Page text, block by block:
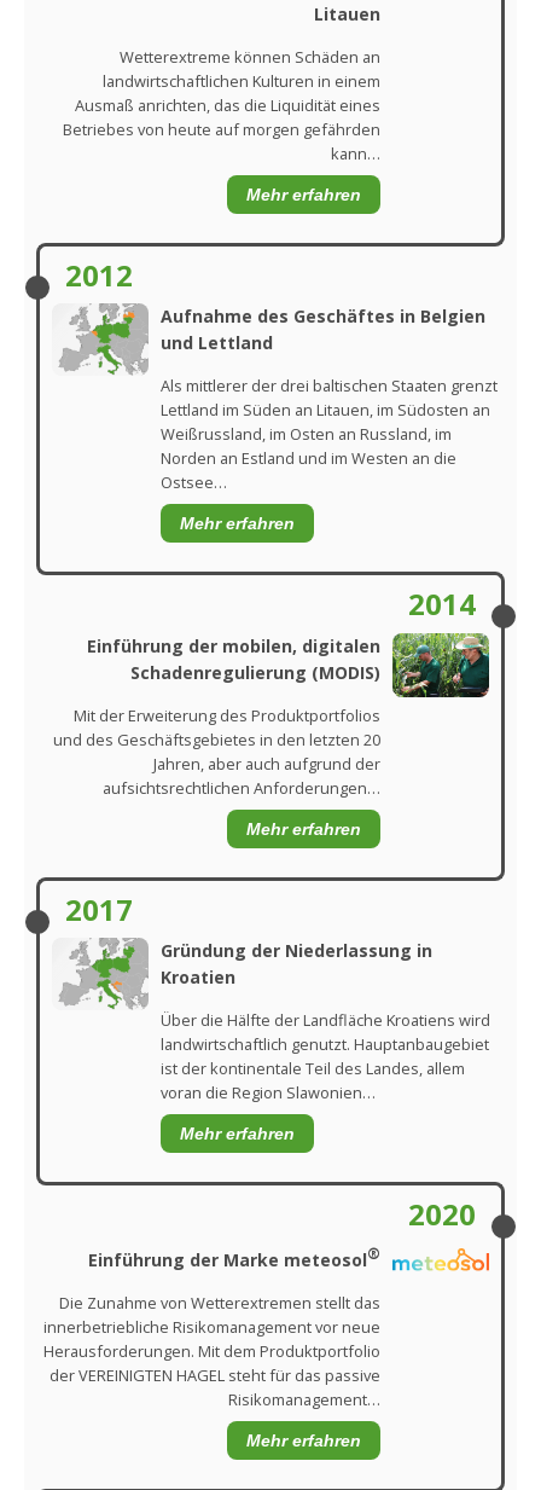
Litauen
Wetterextreme können Schäden an
landwirtschaftlichen Kulturen in einem
Ausmaß anrichten, das die Liquidität eines
Betriebes von heute auf morgen gefährden
kann…
Mehr erfahren
2012
Aufnahme des Geschäftes in Belgien
und Lettland
Als mittlerer der drei baltischen Staaten grenzt
Lettland im Süden an Litauen, im Südosten an
Weißrussland, im Osten an Russland, im
Norden an Estland und im Westen an die
Ostsee…
Mehr erfahren
2014
Einführung der mobilen, digitalen
Schadenregulierung (MODIS)
Mit der Erweiterung des Produktportfolios
und des Geschäftsgebietes in den letzten 20
Jahren, aber auch aufgrund der
aufsichtsrechtlichen Anforderungen…
Mehr erfahren
2017
Gründung der Niederlassung in
Kroatien
Über die Hälfte der Landfläche Kroatiens wird
landwirtschaftlich genutzt. Hauptanbaugebiet
ist der kontinentale Teil des Landes, allem
voran die Region Slawonien…
Mehr erfahren
2020
Einführung der Marke meteosol®
Die Zunahme von Wetterextremen stellt das
innerbetriebliche Risikomanagement vor neue
Herausforderungen. Mit dem Produktportfolio
der VEREINIGTEN HAGEL steht für das passive
Risikomanagement…
Mehr erfahren